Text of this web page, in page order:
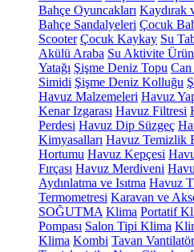
Bahçe Oyuncakları Kaydırak
Bahçe Sandalyeleri Çocuk
Scooter Çocuk Kaykay Su
Akülü Araba Su Aktivite
Yatağı Şişme Deniz Topu Can
Simidi Şişme Deniz Kolluğu
Havuz Malzemeleri Havuz
Kenar Izgarası Havuz Filtresi
Perdesi Havuz Dip Süzgeç
Kimyasalları Havuz Temizlik
Hortumu Havuz Kepçesi
Fırçası Havuz Merdiveni
Aydınlatma ve Isıtma Havuz
Termometresi Karavan ve
SOĞUTMA Klima Portatif
Pompası Salon Tipi Klima
Klima Kombi Tavan